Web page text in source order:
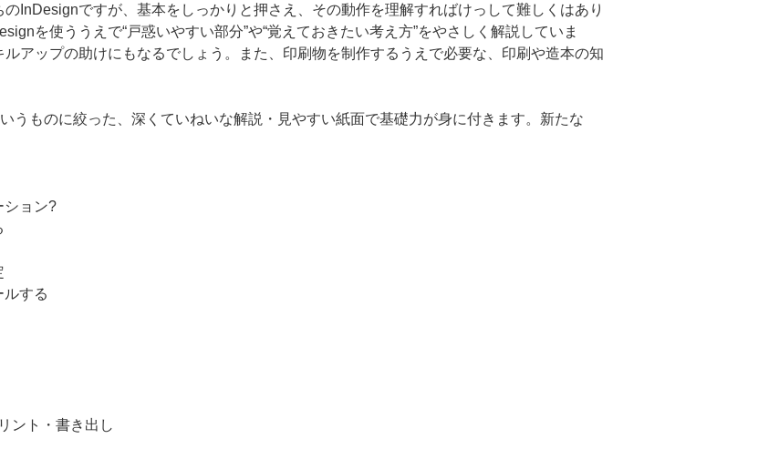
InDesignですが、基本をしっかりと押さえ、その動作を理解すればけっして難しくはあり
を使ううえで“戸惑いやすい部分”や“覚えておきたい考え方”をやさしく解説していま
アップの助けにもなるでしょう。また、印刷物を制作するうえで必要な、印刷や造本の知
うものに絞った、深くていねいな解説・見やすい紙面で基礎力が身に付きます。新たな
ション?
する
ント・書き出し